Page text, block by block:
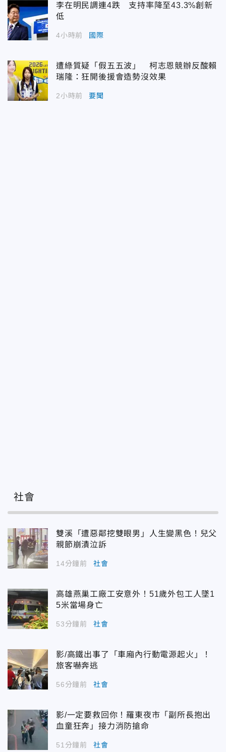
李在明民調連4跌 支持率降至43.3%創新
低
4小時前 國際
遭綠質疑「假五五波」 柯志恩競辦反酸賴
瑞隆：狂開後援會造勢沒效果
2小時前 要聞
社會
雙溪「遭惡鄰挖雙眼男」人生變黑色！兒父
親節崩潰泣訴
14分鐘前 社會
高雄燕巢工廠工安意外！51歲外包工人墜1
5米當場身亡
53分鐘前 社會
影/高鐵出事了「車廂內行動電源起火」！
旅客嚇奔逃
56分鐘前 社會
影/一定要救回你！羅東夜市「副所長抱出
血童狂奔」接力消防搶命
51分鐘前 社會